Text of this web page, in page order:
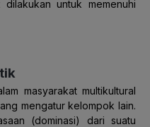
untuk memenuhi
masyarakat multikultural
mengatur kelompok lain.
(dominasi) dari suatu